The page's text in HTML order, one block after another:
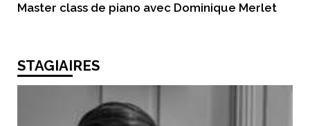
Master class de piano avec Dominique Merlet
STAGIAIRES